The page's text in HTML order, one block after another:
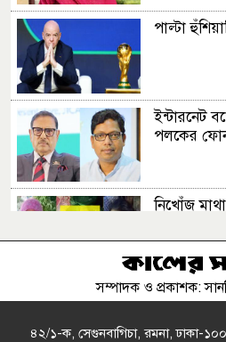
পাল্টা
ইন্টারনেট
পলকের
নিখোঁজ
রাষ্ট্রপতি
সম্পাদক ও প্রকাশক:
৪২/১-ক, সেগুনবাগিচা, রমনা, ঢাকা-